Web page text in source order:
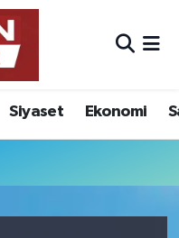
Siyaset Ekonomi